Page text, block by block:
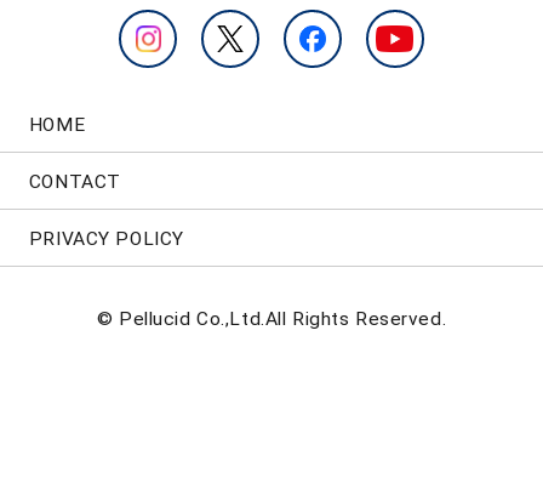
HOME
CONTACT
PRIVACY POLICY
© Pellucid Co.,Ltd.All Rights Reserved.